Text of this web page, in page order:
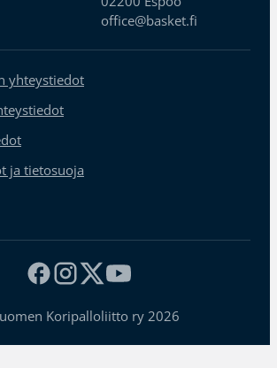
office@basket.fi
yhteystiedot
ja tietosuoja
Koripalloliitto ry 2026